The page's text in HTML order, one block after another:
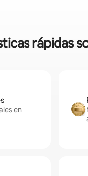
rápidas
en